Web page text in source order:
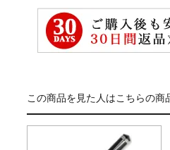
この商品を見た人はこちらの商